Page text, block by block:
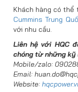
Khách hàng có thể
Cummins Trung
với nhu cầu.
Liên hệ với HQC
chóng từ những kỹ
Mobile/zalo:
Email:
Website: